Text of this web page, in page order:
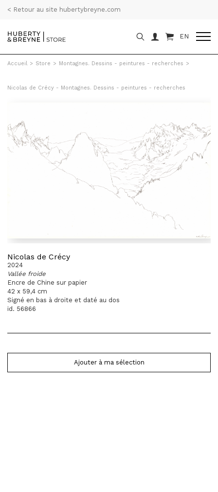
< Retour au site hubertybreyne.com
EN
Accueil > Store > Montagnes. Dessins - peintures - recherches >
Nicolas de Crécy - Montagnes. Dessins - peintures - recherches
Nicolas de Crécy
2024
Vallée froide
Encre de Chine sur papier
42 x 59,4 cm
Signé en bas à droite et daté au dos
id. 56866
Ajouter à ma sélection